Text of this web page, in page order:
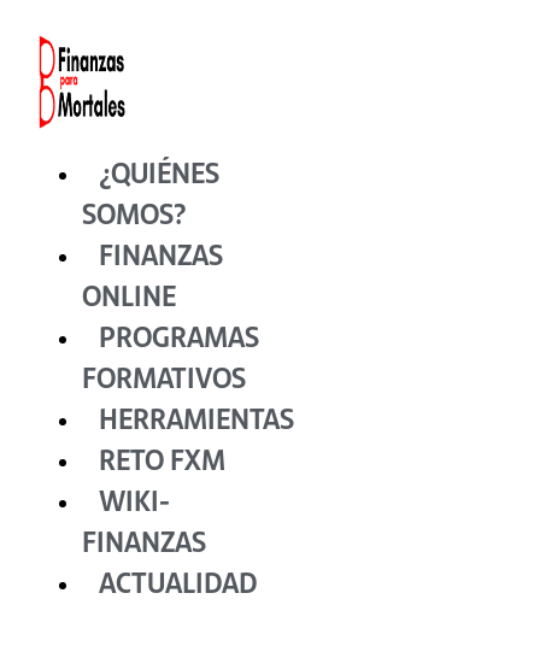
contenido
¿QUIÉNES
SOMOS?
FINANZAS
ONLINE
PROGRAMAS
FORMATIVOS
HERRAMIENTAS
RETO FXM
WIKI-
FINANZAS
ACTUALIDAD